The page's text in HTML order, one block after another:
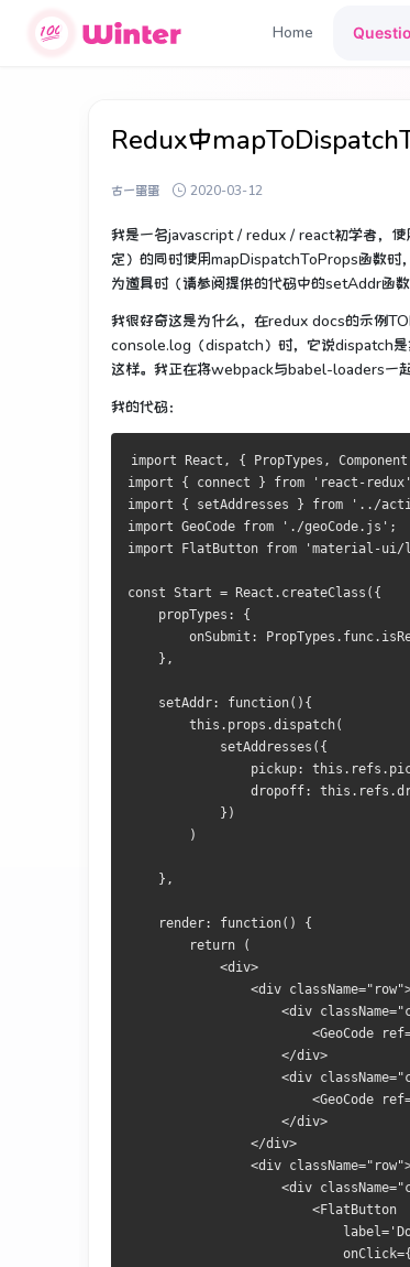
Home
Redux中
古一蛋蛋 2020-03-12
我是一名javascript / redux / react初学者，
定）的同时使用mapDispatchToProps函数时
为道具时（请参阅提供的代码中的setAddr函数
我很好奇这是为什么，在redux docs的示例
console.log（dispatch）时，它说dispatch是
这样。 我正在将webpack与babel-loaders一起
我的代码：
import React, { PropTypes,
import { connect } from 'react-
import { setAddresses } from '../
import GeoCode from './geoCode.js';
import FlatButton from 'material-
const Start = React.createClass({
    propTypes: {
onSubmit:
    },
    setAddr: function(){
        this.props.dispatch(
            setAddresses({
pickup:
dropoff:
            })
        )
    },
    render: function() {
        return (
            <div>
<div
<div
<GeoCode
                    </div>
<div
<GeoCode
                    </div>
                </div>
<div
<div
                        <FlatButton